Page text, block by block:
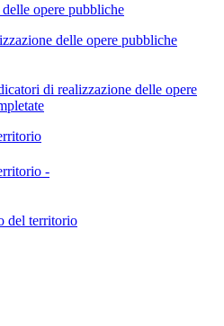
opere pubbliche
delle opere pubbliche
di realizzazione delle opere
-
del territorio